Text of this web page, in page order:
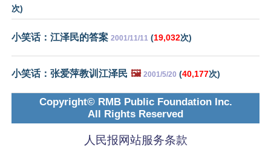
次)
小笑话：江泽民的答案 2001/11/11 (19,032次)
小笑话：张爱萍教训江泽民 🖼️ 2001/5/20 (40,177次)
Copyright© RMB Public Foundation Inc.
All Rights Reserved
人民报网站服务条款